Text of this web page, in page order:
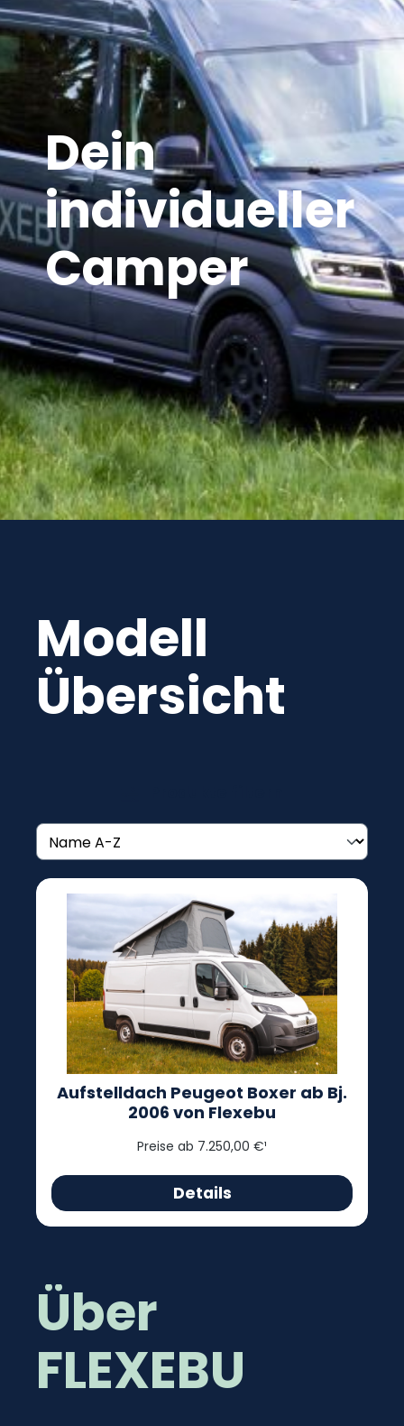
Dein
individueller
Camper
Modell
Übersicht
Aufstelldach Peugeot Boxer ab Bj.
2006 von Flexebu
Preise ab 7.250,00 €¹
Details
Über
FLEXEBU